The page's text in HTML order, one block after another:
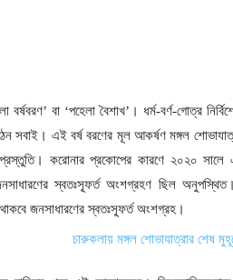
বর্ষবরণ’ বা ‘পহেলা বৈশাখ’। ধর্ম-বর্ণ-গোত্র
সবাই। এই বর্ষ বরণের মূল আকর্ষণ মঙ্গল
প্রস্তুতি। করোনার প্রকোপের কারণে ২০২০
স্বতঃস্ফূর্ত অংশগ্রহণ ছিল
জনসাধারণের স্বতঃস্ফূর্ত অংশগ্রহ।